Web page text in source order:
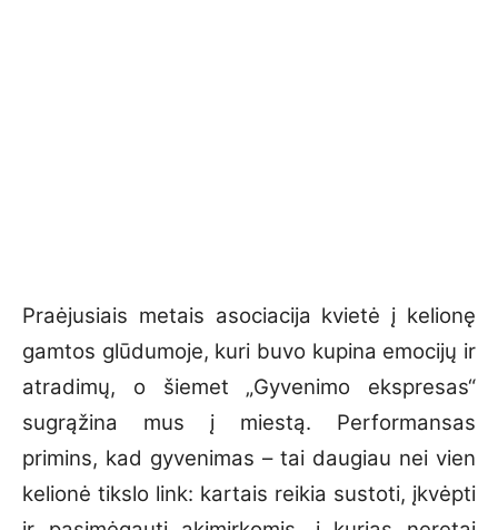
Praėjusiais metais asociacija kvietė į kelionę
gamtos glūdumoje, kuri buvo kupina emocijų ir
atradimų, o šiemet „Gyvenimo ekspresas“
sugrąžina mus į miestą. Performansas
primins, kad gyvenimas – tai daugiau nei vien
kelionė tikslo link: kartais reikia sustoti, įkvėpti